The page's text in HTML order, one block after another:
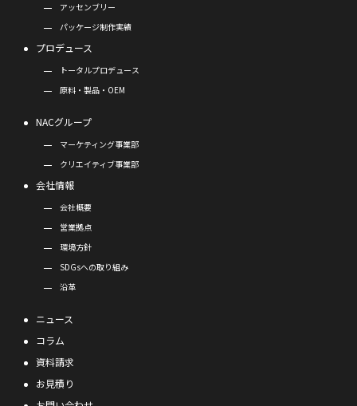
アッセンブリー
パッケージ制作実績
プロデュース
トータルプロデュース
原料・製品・OEM
NACグループ
マーケティング事業部
クリエイティブ事業部
会社情報
会社概要
営業拠点
環境方針
SDGsへの取り組み
沿革
ニュース
コラム
資料請求
お見積り